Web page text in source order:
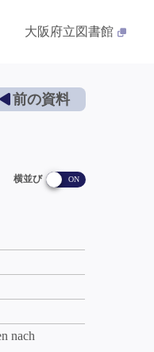
大阪府立図書館
前の資料
横並び
nach